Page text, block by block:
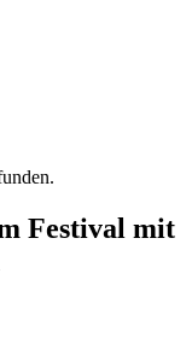
Festival mit